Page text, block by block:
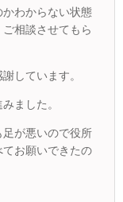
わからない状態
相談させてもら
しています。
ました。
が悪いので役所
お願いできたの